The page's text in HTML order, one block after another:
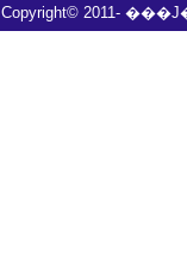
Copyright© 2011-